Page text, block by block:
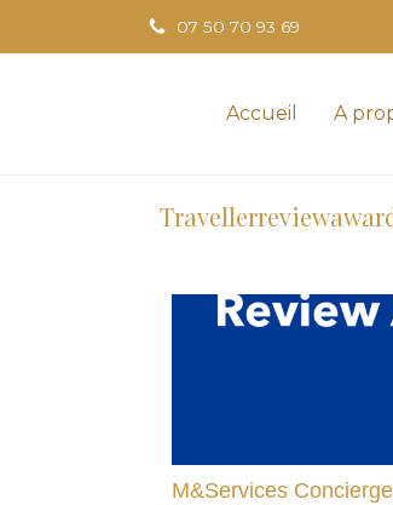
07 50 70 93 69
Accueil A
M&Services